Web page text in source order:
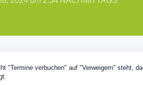
"Termine verbuchen" auf "Verweigern" steht,